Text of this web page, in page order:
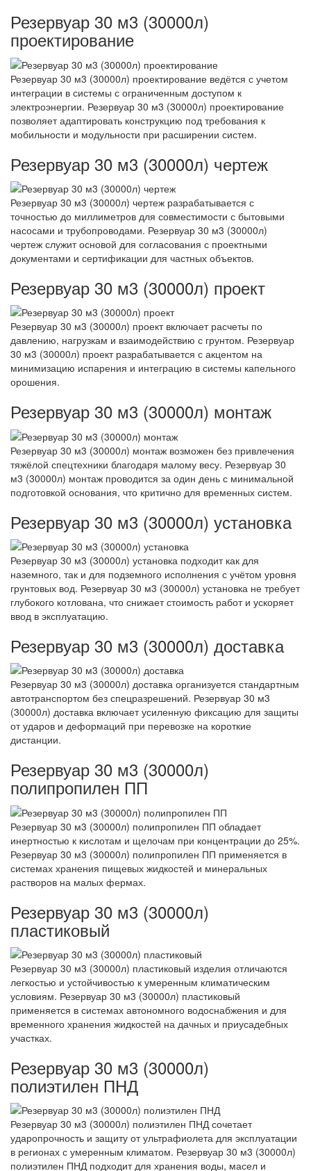
Резервуар 30 м3 (30000л)
проектирование
Резервуар 30 м3 (30000л) проектирование ведётся с учетом
интеграции в системы с ограниченным доступом к
электроэнергии. Резервуар 30 м3 (30000л) проектирование
позволяет адаптировать конструкцию под требования к
мобильности и модульности при расширении систем.
Резервуар 30 м3 (30000л) чертеж
Резервуар 30 м3 (30000л) чертеж разрабатывается с
точностью до миллиметров для совместимости с бытовыми
насосами и трубопроводами. Резервуар 30 м3 (30000л)
чертеж служит основой для согласования с проектными
документами и сертификации для частных объектов.
Резервуар 30 м3 (30000л) проект
Резервуар 30 м3 (30000л) проект включает расчеты по
давлению, нагрузкам и взаимодействию с грунтом. Резервуар
30 м3 (30000л) проект разрабатывается с акцентом на
минимизацию испарения и интеграцию в системы капельного
орошения.
Резервуар 30 м3 (30000л) монтаж
Резервуар 30 м3 (30000л) монтаж возможен без привлечения
тяжёлой спецтехники благодаря малому весу. Резервуар 30
м3 (30000л) монтаж проводится за один день с минимальной
подготовкой основания, что критично для временных систем.
Резервуар 30 м3 (30000л) установка
Резервуар 30 м3 (30000л) установка подходит как для
наземного, так и для подземного исполнения с учётом уровня
грунтовых вод. Резервуар 30 м3 (30000л) установка не требует
глубокого котлована, что снижает стоимость работ и ускоряет
ввод в эксплуатацию.
Резервуар 30 м3 (30000л) доставка
Резервуар 30 м3 (30000л) доставка организуется стандартным
автотранспортом без спецразрешений. Резервуар 30 м3
(30000л) доставка включает усиленную фиксацию для защиты
от ударов и деформаций при перевозке на короткие
дистанции.
Резервуар 30 м3 (30000л)
полипропилен ПП
Резервуар 30 м3 (30000л) полипропилен ПП обладает
инертностью к кислотам и щелочам при концентрации до 25%.
Резервуар 30 м3 (30000л) полипропилен ПП применяется в
системах хранения пищевых жидкостей и минеральных
растворов на малых фермах.
Резервуар 30 м3 (30000л)
пластиковый
Резервуар 30 м3 (30000л) пластиковый изделия отличаются
легкостью и устойчивостью к умеренным климатическим
условиям. Резервуар 30 м3 (30000л) пластиковый
применяется в системах автономного водоснабжения и для
временного хранения жидкостей на дачных и приусадебных
участках.
Резервуар 30 м3 (30000л)
полиэтилен ПНД
Резервуар 30 м3 (30000л) полиэтилен ПНД сочетает
ударопрочность и защиту от ультрафиолета для эксплуатации
в регионах с умеренным климатом. Резервуар 30 м3 (30000л)
полиэтилен ПНД подходит для хранения воды, масел и